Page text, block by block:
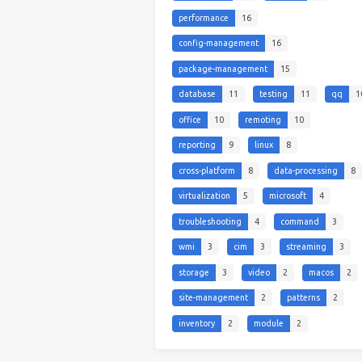
performance 16
config-management 16
package-management 15
database 11 testing 11 qq
office 10 remoting 10
reporting 9 linux 8
cross-platform 8 data-processing 8
virtualization 5 microsoft 4
troubleshooting 4 command 3
wmi 3 cim 3 streaming 3
storage 3 video 2 macos 2
site-management 2 patterns 2
inventory 2 module 2